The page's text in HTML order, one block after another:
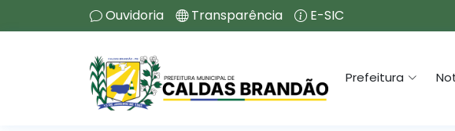
Ouvidoria Transparência E-SIC
Prefeitura